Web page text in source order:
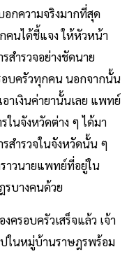
กความจริงมากที่สุด
คนได้ชี้แจง ให้หัวหน้า
สํารวจอย่างชัดนาย
อบครัวทุกคน นอกจากนั้น
อาเงินค่ายานั้นเลย แพทย์
ในจังหวัดต่าง ๆ ได้มา
ารวจในจังหวัดนั้น ๆ
ราวนายแพทย์ที่อยู่ใน
รบางคนด้วย
งครอบครัวเสร็จแล้ว เจ้า
ในหมู่บ้านราษฎรพร้อม